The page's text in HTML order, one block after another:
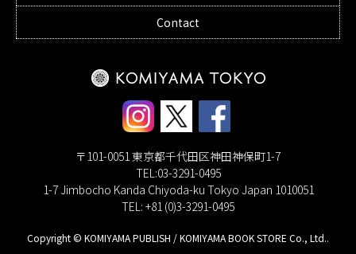
Contact
〒101-0051 東京都千代田区神田神保町1-7
TEL:03-3291-0495
1-7 Jimbocho Kanda Chiyoda-ku Tokyo Japan 1010051
TEL: +81 (0)3-3291-0495
Copyright © KOMIYAMA PUBLISH / KOMIYAMA BOOK STORE Co., Ltd..